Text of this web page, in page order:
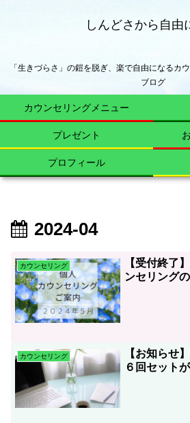
しんどさから自由
「生きづらさ」の鎧を脱ぎ、楽で自由になる
ブログ
カウンセリングメニュー
プレゼント
プロフィール
2024-04
カウンセリング
【受付終了
ンセリング
カウンセリング
【お知らせ
６回セット